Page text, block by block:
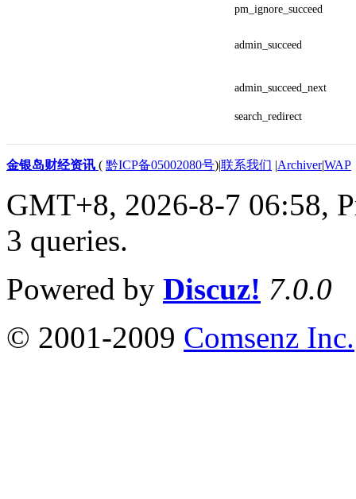
pm_ignore_succeed
admin_succeed
admin_succeed_next
search_redirect
金银岛财经资讯 ( 黔ICP备05002080号)|联系我们 |Archiver|WAP
GMT+8, 2026-8-7 06:58,
3 queries.
Powered by Discuz! 7.0.0
© 2001-2009 Comsenz Inc.